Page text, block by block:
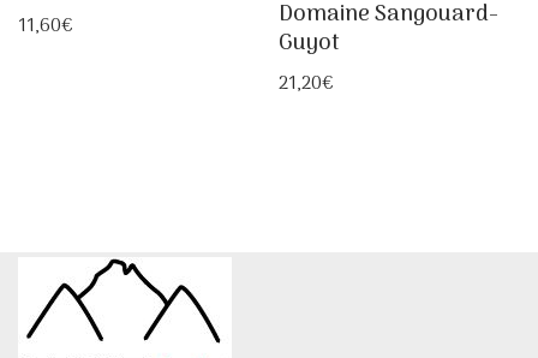
11,60€ Domaine Sangouard-
Guyot
21,20€